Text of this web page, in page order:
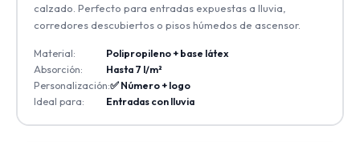
calzado. Perfecto para entradas expuestas a lluvia,
corredores descubiertos o pisos húmedos de ascensor.
Material:
Polipropileno + base látex
Absorción:
Hasta 7 l/m²
Personalización:✅ Número + logo
Ideal para:
Entradas con lluvia